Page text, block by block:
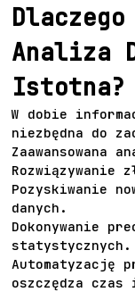
Dlaczego
Analiza
Istotna?
W dobie
niezbędna do
Zaawansowana
Rozwiązywanie
Pozyskiwanie
danych.
Dokonywanie
statystycznych.
Automatyzację
oszczędza czas